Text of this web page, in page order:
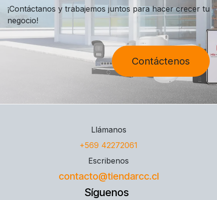
¡Contáctanos y trabajemos juntos para hacer crecer tu
negocio!
Contáctenos
Llámanos
+569 42272061
Escribenos
contacto@tiendarcc.cl
Síguenos